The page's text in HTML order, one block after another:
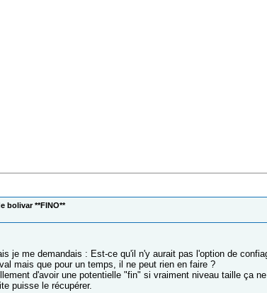
bolivar **FINO**
je me demandais : Est-ce qu'il n'y aurait pas l'option de
mais que pour un temps, il ne peut rien en faire ?
d'avoir une potentielle "fin" si vraiment niveau taille ça
puisse le récupérer.